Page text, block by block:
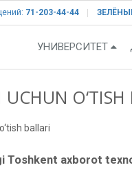
71-203-44-44
УНИВЕРСИТЕТ
O‘TISH
ballari
Toshkent axborot